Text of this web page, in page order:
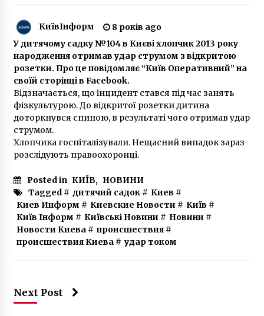
7 років ago
Чи можна повторно використовувати
медичну маску?
6 років ago
Криптовалюта – это весомая часть мировой
экономики
4 роки ago
(ФОТО,ВІДЕО)
9 років ago
Топ-5 сучасних моделей кондиціонерів
2 роки ago
КиївІнформ
8 років ago
У дитячому садку №104 в Києві хлопчик 2013 року
народження отримав удар струмом з відкритою
розетки. Про це повідомляє “Київ Оперативний” на
своїй сторінці в Facebook.
Відзначається, що інцидент стався під час занять
фізкультурою. До відкритої розетки дитина
доторкнувся спиною, в результаті чого отримав удар
струмом.
Хлопчика госпіталізували. Нещасний випадок зараз
розслідують правоохоронці.
Posted in КИЇВ, НОВИНИ
Tagged # дитячий садок# Киев #
Киев Информ # Киевские Новости # Київ #
Київ Інформ # Київські Новини # Новини #
Новости Киева# происшествия#
происшествия Киева# удар током
Next Post